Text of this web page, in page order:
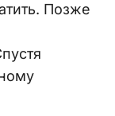
Позже